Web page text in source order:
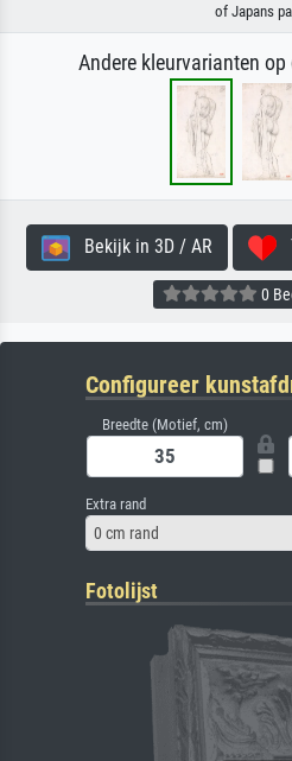
of Japans
Andere kleurvarianten
Bekijk in 3D / AR
0
Configureer
Breedte (Motief, cm)
Extra rand
0 cm rand
Fotolijst